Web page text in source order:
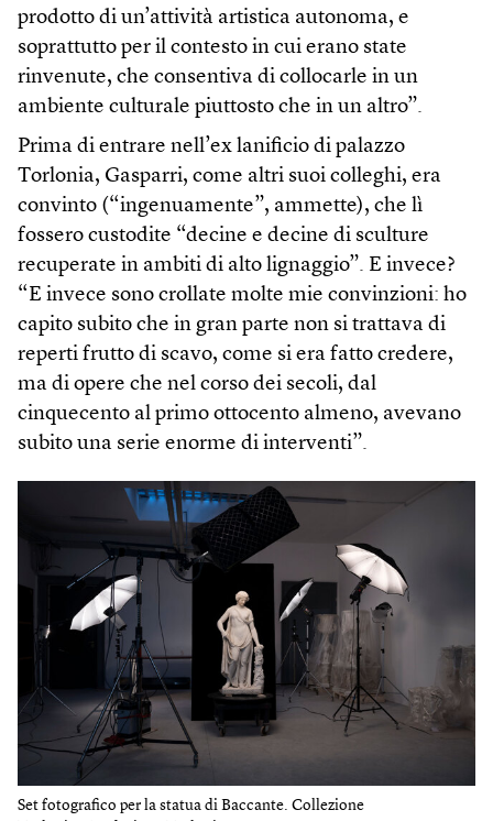
prodotto di un’attività artistica autonoma, e
soprattutto per il contesto in cui erano state
rinvenute, che consentiva di collocarle in un
ambiente culturale piuttosto che in un altro”.
Prima di entrare nell’ex lanificio di palazzo
Torlonia, Gasparri, come altri suoi colleghi, era
convinto (“ingenuamente”, ammette), che lì
fossero custodite “decine e decine di sculture
recuperate in ambiti di alto lignaggio”. E invece?
“E invece sono crollate molte mie convinzioni: ho
capito subito che in gran parte non si trattava di
reperti frutto di scavo, come si era fatto credere,
ma di opere che nel corso dei secoli, dal
cinquecento al primo ottocento almeno, avevano
subito una serie enorme di interventi”.
Set fotografico per la statua di Baccante. Collezione